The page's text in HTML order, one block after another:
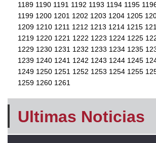
1189 1190 1191 1192 1193 1194 1195
1199 1200 1201 1202 1203 1204 1205
1209 1210 1211 1212 1213 1214 1215
1219 1220 1221 1222 1223 1224 1225
1229 1230 1231 1232 1233 1234 1235
1239 1240 1241 1242 1243 1244 1245
1249 1250 1251 1252 1253 1254 1255
1259 1260 1261
Ultimas Noticias